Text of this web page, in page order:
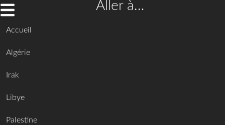
Aller à…
Accueil
Algérie
Irak
Libye
Palestine